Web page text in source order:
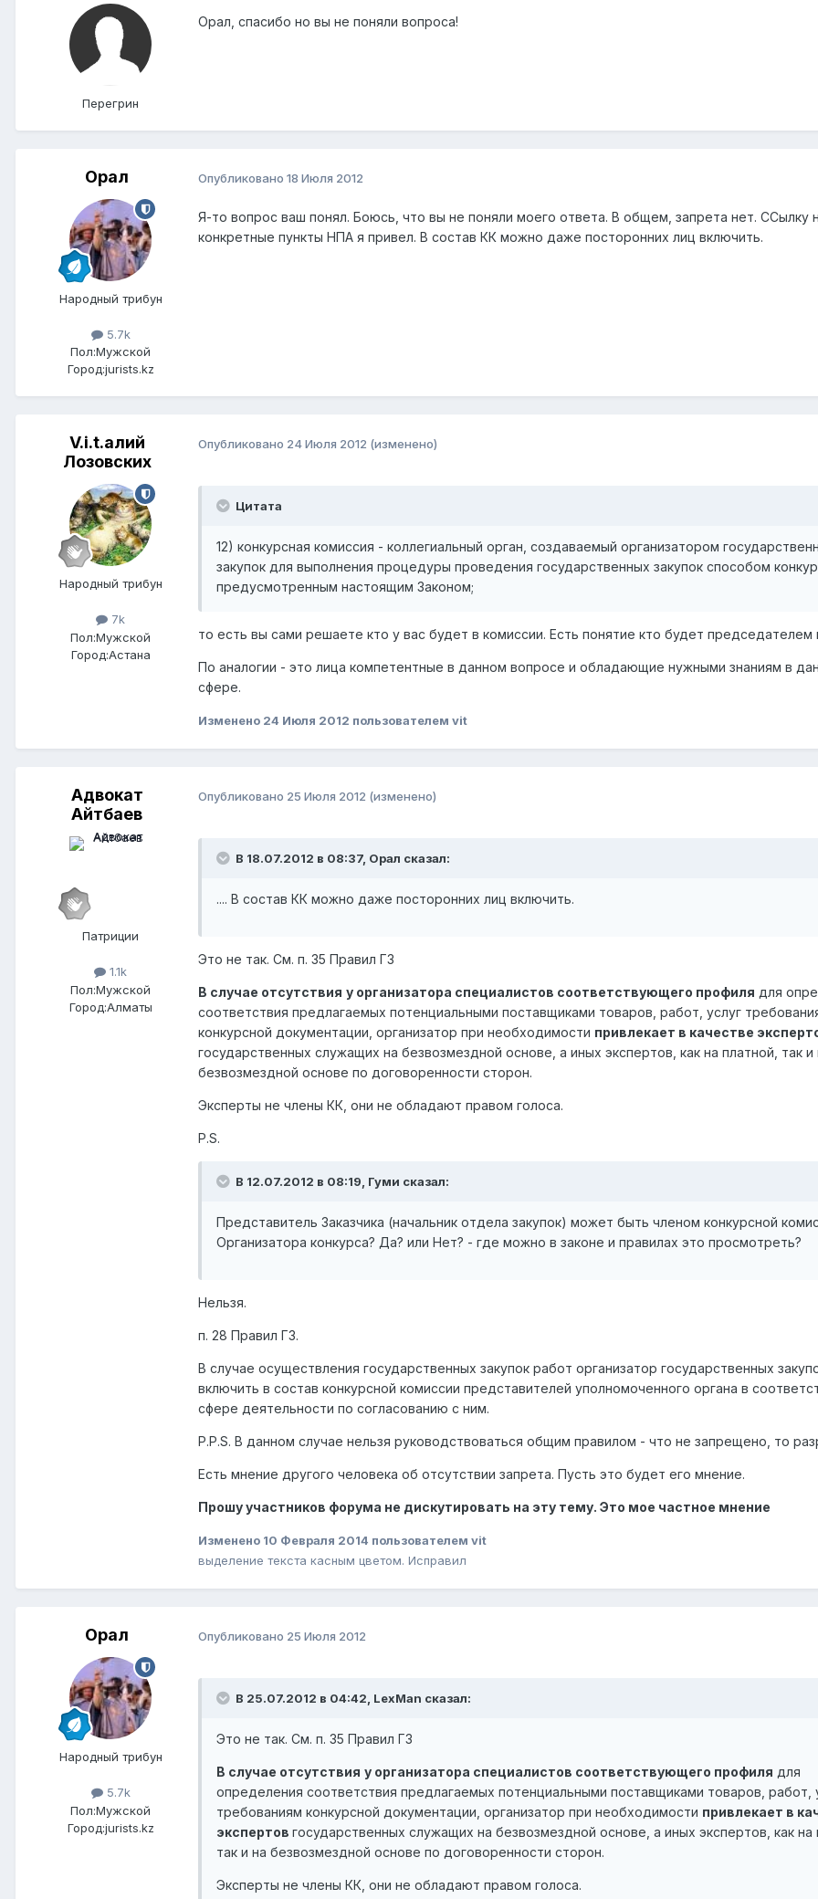
Перегрин
Орал, спасибо но вы не поняли вопроса!
Орал
Народный трибун
5.7k
Пол:Мужской
Город:jurists.kz
Опубликовано 18 Июля 2012
Я-то вопрос ваш понял. Боюсь, что вы не поняли моего ответа. В общем, запрета нет. ССылку
конкретные пункты НПА я привел. В состав КК можно даже посторонних лиц включить.
V.i.t.алий
Лозовских
Народный трибун
7k
Пол:Мужской
Город:Астана
Опубликовано 24 Июля 2012 (изменено)
Цитата
12) конкурсная комиссия - коллегиальный орган, создаваемый организатором
закупок для выполнения процедуры проведения государственных закупок способом
предусмотренным настоящим Законом;
то есть вы сами решаете кто у вас будет в комиссии. Есть понятие кто будет председателем
По аналогии - это лица компетентные в данном вопросе и обладающие нужными знаниям в
сфере.
Изменено 24 Июля 2012 пользователем vit
Адвокат
Айтбаев
Патриции
1.1k
Пол:Мужской
Город:Алматы
Опубликовано 25 Июля 2012 (изменено)
В 18.07.2012 в 08:37, Орал сказал:
.... В состав КК можно даже посторонних лиц включить.
Это не так. См. п. 35 Правил ГЗ
В случае отсутствия у организатора специалистов соответствующего профиля для
соответствия предлагаемых потенциальными поставщиками товаров, работ, услуг
конкурсной документации, организатор при необходимости привлекает в качестве
государственных служащих на безвозмездной основе, а иных экспертов, как на платной, так и
безвозмездной основе по договоренности сторон.
Эксперты не члены КК, они не обладают правом голоса.
P.S.
В 12.07.2012 в 08:19, Гуми сказал:
Представитель Заказчика (начальник отдела закупок) может быть членом конкурсной
Организатора конкурса? Да? или Нет? - где можно в законе и правилах это просмотреть?
Нельзя.
п. 28 Правил ГЗ.
В случае осуществления государственных закупок работ организатор государственных
включить в состав конкурсной комиссии представителей уполномоченного органа в
сфере деятельности по согласованию с ним.
P.P.S. В данном случае нельзя руководствоваться общим правилом - что не запрещено, то
Есть мнение другого человека об отсутствии запрета. Пусть это будет его мнение.
Прошу участников форума не дискутировать на эту тему. Это мое частное мнение
Изменено 10 Февраля 2014 пользователем vit
выделение текста касным цветом. Исправил
Орал
Народный трибун
5.7k
Пол:Мужской
Город:jurists.kz
Опубликовано 25 Июля 2012
В 25.07.2012 в 04:42, LexMan сказал:
Это не так. См. п. 35 Правил ГЗ
В случае отсутствия у организатора специалистов соответствующего профиля для
определения соответствия предлагаемых потенциальными поставщиками товаров, работ,
требованиям конкурсной документации, организатор при необходимости привлекает в
экспертов государственных служащих на безвозмездной основе, а иных экспертов, как на
так и на безвозмездной основе по договоренности сторон.
Эксперты не члены КК, они не обладают правом голоса.